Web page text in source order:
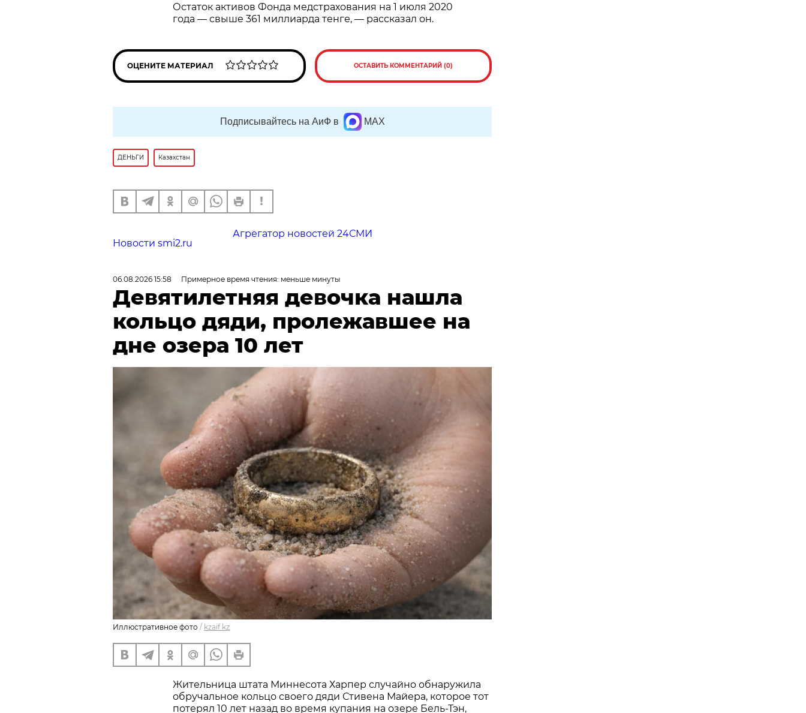
Остаток активов Фонда медстрахования на 1 июля 2020
года — свыше 361 миллиарда тенге, — рассказал он.
ОЦЕНИТЕ МАТЕРИАЛ ОСТАВИТЬ КОММЕНТАРИЙ (0)
Подписывайтесь на АиФ в MAX
ДЕНЬГИ Казахстан
Агрегатор новостей 24СМИ
Новости smi2.ru
06.08.2026 15:58 Примерное время чтения: меньше минуты
Девятилетняя девочка нашла
кольцо дяди, пролежавшее на
дне озера 10 лет
Иллюстративное фото / kzaif.kz
Жительница штата Миннесота Харпер случайно обнаружила
обручальное кольцо своего дяди Стивена Майера, которое тот
потерял 10 лет назад во время купания на озере Бель-Тэн,